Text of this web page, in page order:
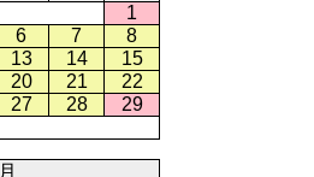
1
6 7
8
13 14
15
20 21
22
27 28
29